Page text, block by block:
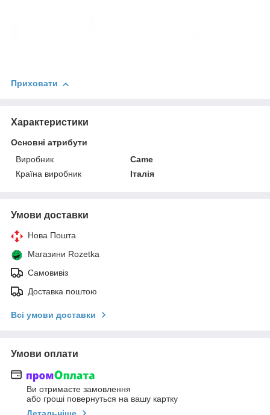
Приховати
Характеристики
Основні атрибути
Виробник
Came
Країна виробник
Італія
Умови доставки
Нова Пошта
Магазини Rozetka
Самовивіз
Доставка поштою
Всі умови доставки
Умови оплати
Ви отримаєте замовлення
або гроші повернуться на вашу картку